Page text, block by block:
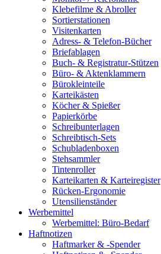
Klebefilme & Abroller
Sortierstationen
Visitenkarten
Adress- & Telefon-Bücher
Briefablagen
Buch- & Registratur-Stützen
Büro- & Aktenklammern
Bürokleinteile
Karteikästen
Köcher & Spießer
Papierkörbe
Schreibunterlagen
Schreibtisch-Sets
Schubladenboxen
Stehsammler
Tintenroller
Karteikarten & Karteiregister
Rücken-Ergonomie
Utensilienständer
Werbemittel
Werbemittel: Büro-Bedarf
Haftnotizen
Haftmarker & -Spender